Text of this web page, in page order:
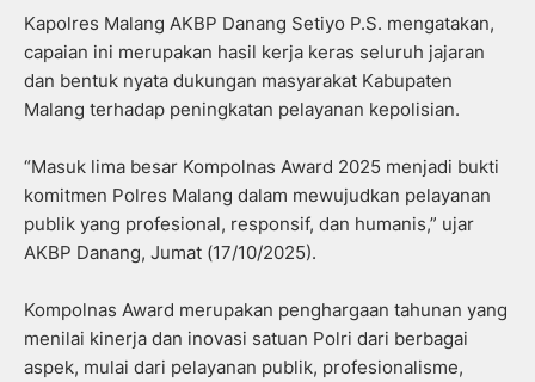
Kapolres Malang AKBP Danang Setiyo P.S. mengatakan,
capaian ini merupakan hasil kerja keras seluruh jajaran
dan bentuk nyata dukungan masyarakat Kabupaten
Malang terhadap peningkatan pelayanan kepolisian.
“Masuk lima besar Kompolnas Award 2025 menjadi bukti
komitmen Polres Malang dalam mewujudkan pelayanan
publik yang profesional, responsif, dan humanis,” ujar
AKBP Danang, Jumat (17/10/2025).
Kompolnas Award merupakan penghargaan tahunan yang
menilai kinerja dan inovasi satuan Polri dari berbagai
aspek, mulai dari pelayanan publik, profesionalisme,